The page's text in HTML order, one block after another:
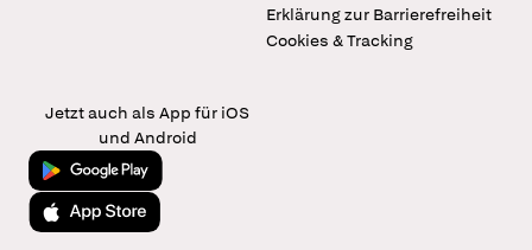
Erklärung zur Barrierefreiheit
Cookies & Tracking
Jetzt auch als App für iOS
und Android
Jetzt bei Google Play
Laden im App Store